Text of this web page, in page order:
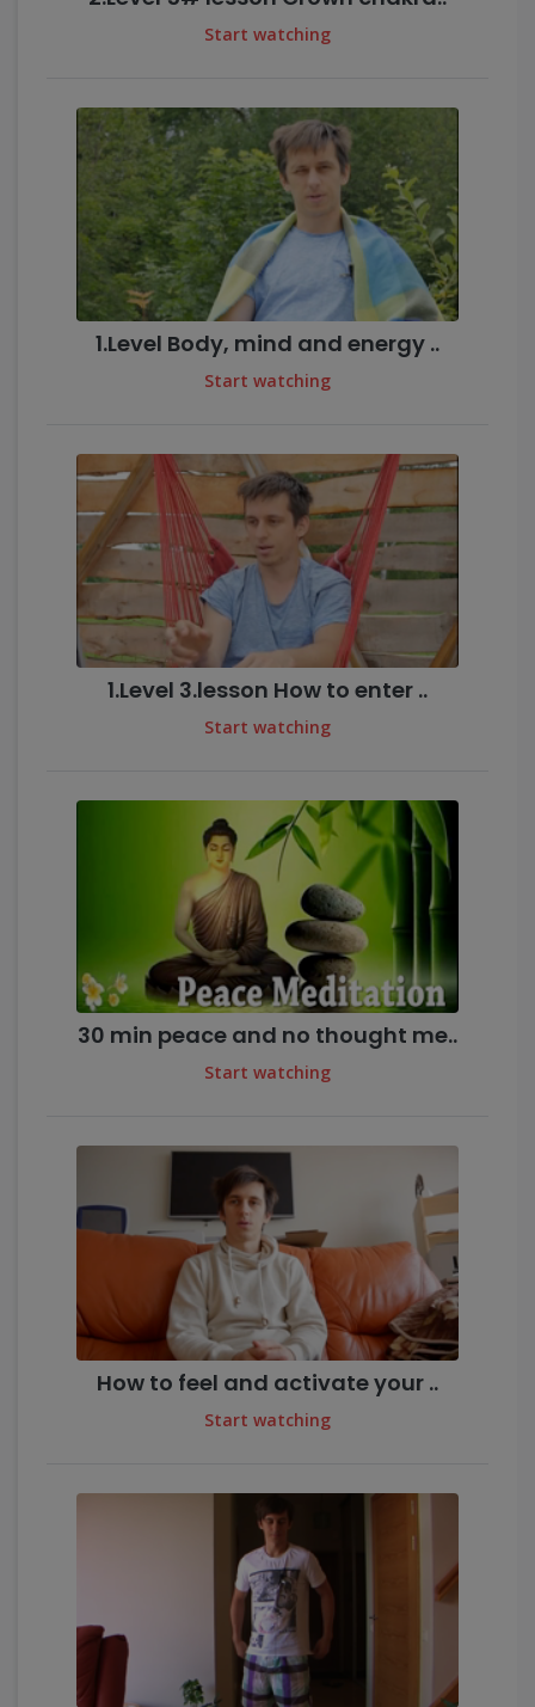
Start watching
1.Level Body, mind and energy ..
Start watching
1.Level 3.lesson How to enter ..
Start watching
30 min peace and no thought me..
Start watching
How to feel and activate your ..
Start watching